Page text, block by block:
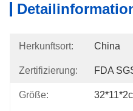
Herkunftsort: China
Zertifizierung: FDA
Größe: